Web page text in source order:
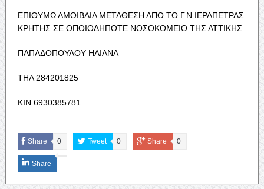
ΕΠΙΘΥΜΩ ΑΜΟΙΒΑΙΑ ΜΕΤΑΘΕΣΗ ΑΠΟ ΤΟ Γ.Ν ΙΕΡΑΠΕΤΡΑΣ
ΚΡΗΤΗΣ ΣΕ ΟΠΟΙΟΔΗΠΟΤΕ ΝΟΣΟΚΟΜΕΙΟ ΤΗΣ ΑΤΤΙΚΗΣ.
ΠΑΠΑΔΟΠΟΥΛΟΥ ΗΛΙΑΝΑ
ΤΗΛ 284201825
KIN 6930385781
Share 0 Tweet 0 Share 0
Share